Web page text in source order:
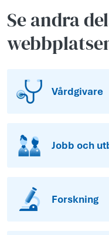
Se andra
Vårdgivare
Jobb och
Forskning